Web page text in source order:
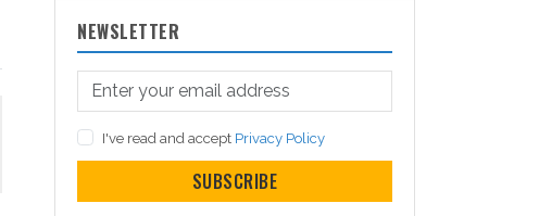
NEWSLETTER
I've read and accept Privacy Policy
SUBSCRIBE